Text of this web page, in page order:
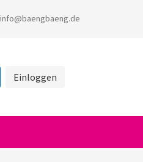
info@baengbaeng.de
Einloggen